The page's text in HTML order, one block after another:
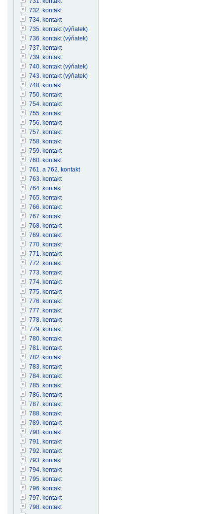
732. kontakt
734. kontakt
735. kontakt (výňatek)
736. kontakt (výňatek)
737. kontakt
739. kontakt
740. kontakt (výňatek)
743. kontakt (výňatek)
748. kontakt
750. kontakt
754. kontakt
755. kontakt
756. kontakt
757. kontakt
758. kontakt
759. kontakt
760. kontakt
761. a 762. kontakt
763. kontakt
764. kontakt
765. kontakt
766. kontakt
767. kontakt
768. kontakt
769. kontakt
770. kontakt
771. kontakt
772. kontakt
773. kontakt
774. kontakt
775. kontakt
776. kontakt
777. kontakt
778. kontakt
779. kontakt
780. kontakt
781. kontakt
782. kontakt
783. kontakt
784. kontakt
785. kontakt
786. kontakt
787. kontakt
788. kontakt
789. kontakt
790. kontakt
791. kontakt
792. kontakt
793. kontakt
794. kontakt
795. kontakt
796. kontakt
797. kontakt
798. kontakt